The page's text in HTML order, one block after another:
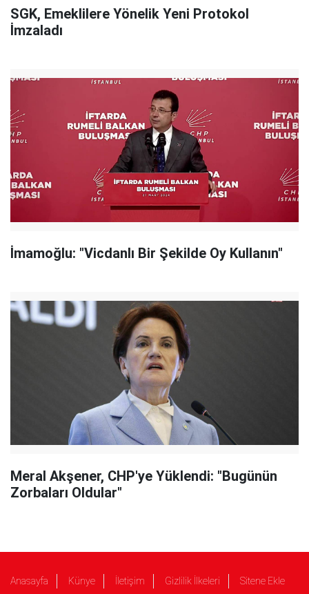
SGK, Emeklilere Yönelik Yeni Protokol
İmzaladı
İmamoğlu: "Vicdanlı Bir Şekilde Oy Kullanın"
Meral Akşener, CHP'ye Yüklendi: "Bugünün
Zorbaları Oldular"
Anasayfa Künye İletişim Gizlilik İlkeleri Sitene Ekle